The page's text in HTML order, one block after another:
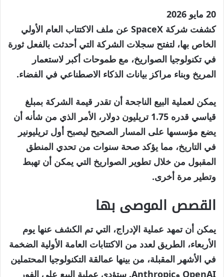
نُشرت
في
20
مايو
2026
20 مايو 2026
كشفت شركة SpaceX عن ملف الاكتتاب العام الأولي
الخاص بها، لتفتح سجلات الشركة التي أحدثت بالفعل ثورة
في تكنولوجيا الصواريخ، مع طموحات أكبر لاستعمار
المريخ وبناء مراكز بيانات الذكاء الاصطناعي في الفضاء.
يمكن لعملية البيع الناجحة أن تقدر قيمة الشركة بمبلغ
قياسي قدره 1.75 تريليون دولار، الأمر الذي من شأنه أن
يضع مؤسسها على المسار الصحيح ليصبح أول تريليونير
في التاريخ، مما يؤكد صحة سنوات من تحدي المنطق
المقبول من خلال تطوير الصواريخ التي يمكن أن تهبط
وتطير مرة أخرى.
القصص الموصى بها
قائمة
من
4
عناصر
نهاية
القائمة
يمكن أن تمهد عملية الإدراج، التي تم الكشف عنها يوم
الأربعاء، الطريق لعدد من الاكتتابات العامة الأولية الضخمة
في الأشهر المقبلة، من بينها عمالقة التكنولوجيا المحتملين
OpenAI وAnthropic. ستؤدي عملية البيع على الفور